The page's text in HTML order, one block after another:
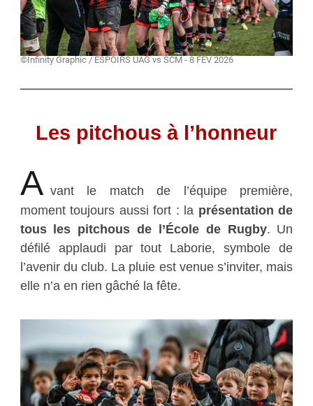
©Infinity Graphic / ESPOIRS UAG vs SCM - 8 FEV 2026
Les pitchous à l’honneur
A vant le match de l’équipe première,
moment toujours aussi fort : la présentation de
tous les pitchous de l’École de Rugby. Un
défilé applaudi par tout Laborie, symbole de
l’avenir du club. La pluie est venue s’inviter, mais
elle n’a en rien gâché la fête.